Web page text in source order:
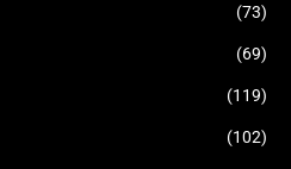
(73)
(69)
(119)
(102)